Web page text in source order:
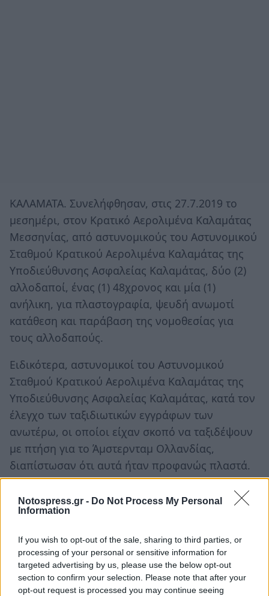
Notospress.gr - Do Not Process My Personal
Information
If you wish to opt-out of the sale, sharing to third parties, or
processing of your personal or sensitive information for
targeted advertising by us, please use the below opt-out
section to confirm your selection. Please note that after your
opt-out request is processed you may continue seeing
ΚΑΛΑΜΑΤΑ. Συνελήφθησαν, στις 27.7.2019 το
μεσημέρι, στον Κρατικό Αερολιμένα Καλαμάτας
Μεσσηνίας, από αστυνομικούς του Αστυνομικού
Σταθμού Κρατικού Αερολιμένα Καλαμάτας της
Υποδιεύθυνσης Ασφαλείας Καλαμάτας, δύο (2)
αλλοδαποί, ένας (1) 48χρονος και μία (1)
ανήλικη, για πλαστογραφία, ψευδή ανωμοτί
κατάθεση και παράβαση της νομοθεσίας για
τους αλλοδαπούς.
Ειδικότερα, αστυνομικοί του Αστυνομικού
Σταθμού Κρατικού Αερολιμένα Καλαμάτας της
Υποδιεύθυνσης Ασφαλείας Καλαμάτας, κατά τον
έλεγχο των ταξιδιωτικών εγγράφων των
ανωτέρω, οι οποίοι είχαν σκοπό να ταξιδέψουν
με πτήση για το Άμστερνταμ Ολλανδίας,
διαπίστωσαν ότι αυτά ήταν προφανώς πλαστά.
κατασχέθηκαν, δύο (2) διαβατήρια Ιαπωνικών
ανήλικα τέκνα του, για τα οποία υπέδειξε δύο (2)
διαβατήρια Ιαπωνικών Αρχών, τα οποία επίσης
κατασχέθηκαν.